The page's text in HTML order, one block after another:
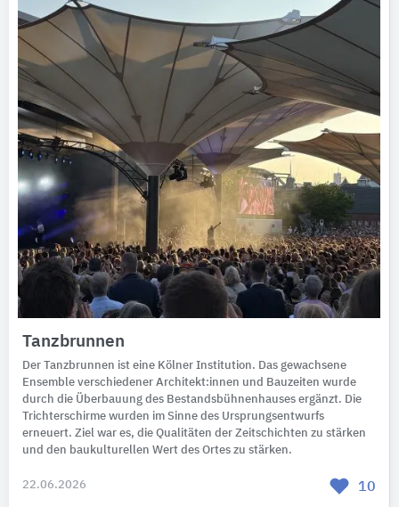
Tanzbrunnen
Der Tanzbrunnen ist eine Kölner Institution. Das gewachsene
Ensemble verschiedener Architekt:innen und Bauzeiten wurde
durch die Überbauung des Bestandsbühnenhauses ergänzt. Die
Trichterschirme wurden im Sinne des Ursprungsentwurfs
erneuert. Ziel war es, die Qualitäten der Zeitschichten zu stärken
und den baukulturellen Wert des Ortes zu stärken.
22.06.2026 10